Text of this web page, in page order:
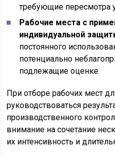
требующие пересмотра
Рабочие места с
индивидуальной
постоянного
потенциально
подлежащие оценке.
При отборе рабочих мест
руководствоваться
производственного
внимание на сочетание
их интенсивность и